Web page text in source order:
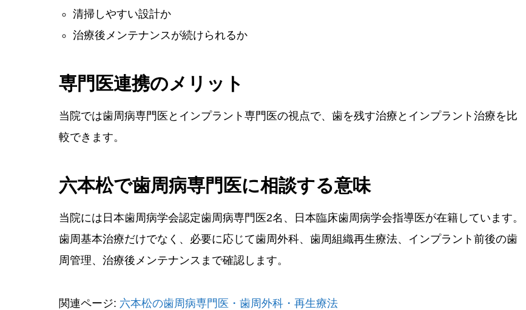
清掃しやすい設計か
治療後メンテナンスが続けられるか
専門医連携のメリット
当院では歯周病専門医とインプラント専門医の視点で、歯を残す治療とインプラント治療を比
較できます。
六本松で歯周病専門医に相談する意味
当院には日本歯周病学会認定歯周病専門医2名、日本臨床歯周病学会指導医が在籍しています。
歯周基本治療だけでなく、必要に応じて歯周外科、歯周組織再生療法、インプラント前後の歯
周管理、治療後メンテナンスまで確認します。
関連ページ: 六本松の歯周病専門医・歯周外科・再生療法